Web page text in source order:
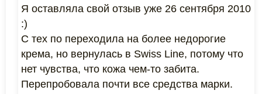
Я оставляла свой отзыв уже 26 сентября 2010
:)
С тех по переходила на более недорогие
крема, но вернулась в Swiss Line, потому что
нет чувства, что кожа чем-то забита.
Перепробовала почти все средства марки.